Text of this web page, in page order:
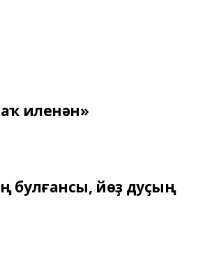
иленән»
булғансы, йөҙ дуҫың